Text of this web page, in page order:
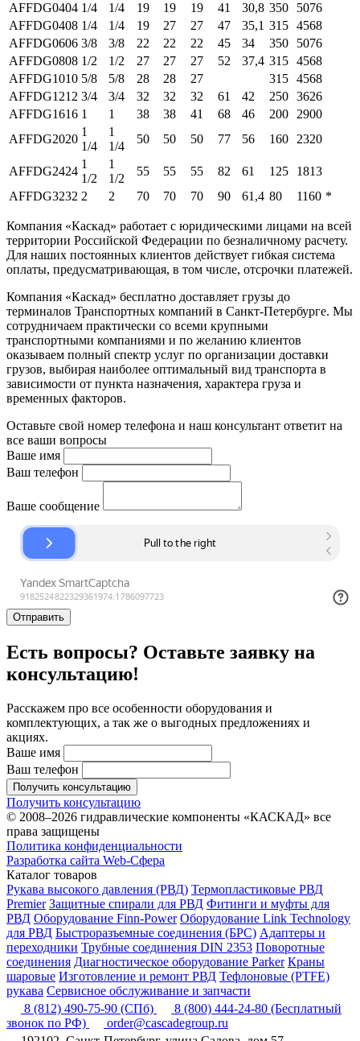
AFFDG0404 1/4 1/4 19 19 19 41 30,8 350
5076
AFFDG0408 1/4 1/4 19 27 27 47 35,1 315 4568
AFFDG0606 3/8 3/8 22 22 22 45 34 350
5076
AFFDG0808 1/2 1/2 27 27 27 52 37,4 315 4568
AFFDG1010 5/8 5/8 28 28 27 315 4568
AFFDG1212 3/4 3/4 32 32 32 61 42 250 3626
AFFDG1616 1 1 38 38 41 68 46 200
2900
AFFDG2020
1
1/4
1
1/4
50 50 50 77 56 160 2320
AFFDG2424
1
1/2
1
1/2
55 55 55 82 61 125
1813
AFFDG3232 2 2 70 70 70 90 61,4 80 1160 *
Компания «Каскад» работает с юридическими лицами на всей
территории Российской Федерации по безналичному расчету.
Для наших постоянных клиентов действует гибкая система
оплаты, предусматривающая, в том числе, отсрочки платежей.
Компания «Каскад» бесплатно доставляет грузы до
терминалов Транспортных компаний в Санкт-Петербурге. Мы
сотрудничаем практически со всеми крупными
транспортными компаниями и по желанию клиентов
оказываем полный спектр услуг по организации доставки
грузов, выбирая наиболее оптимальный вид транспорта в
зависимости от пункта назначения, характера груза и
временных факторов.
Оставьте свой номер телефона и наш консультант ответит на
все ваши вопросы
Ваше имя
Ваш телефон
Ваше сообщение
Отправить
Есть вопросы? Оставьте заявку на
консультацию!
Расскажем про все особенности оборудования и
комплектующих, а так же о выгодных предложениях и
акциях.
Ваше имя
Ваш телефон
Получить консультацию
Получить консультацию
© 2008–2026 гидравлические компоненты «КАСКАД» все
права защищены
Политика конфиденциальности
Разработка сайта Web-Сфера
Каталог товаров
Рукава высокого давления (РВД) Термопластиковые РВД
Premier Защитные спирали для РВД Фитинги и муфты для
РВД Оборудование Finn-Power Оборудование Link Technology
для РВД Быстроразъемные соединения (БРС) Адаптеры и
переходники Трубные соединения DIN 2353 Поворотные
соединения Диагностическое оборудование Parker Краны
шаровые Изготовление и ремонт РВД Тефлоновые (PTFE)
рукава Сервисное обслуживание и запчасти
8 (812) 490-75-90 (СПб) 8 (800) 444-24-80 (Бесплатный
звонок по РФ)
order@cascadegroup.ru